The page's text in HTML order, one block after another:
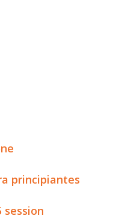
principiantes
session